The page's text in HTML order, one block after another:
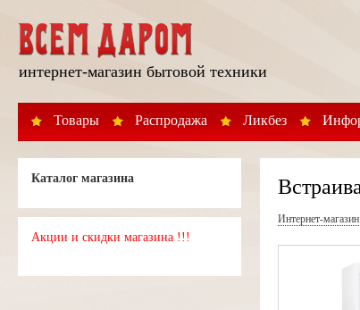
интернет-магазин бытовой техники
Товары Распродажа Ликбез
Каталог магазина
Акции и скидки магазина !!!
Интернет-магазин